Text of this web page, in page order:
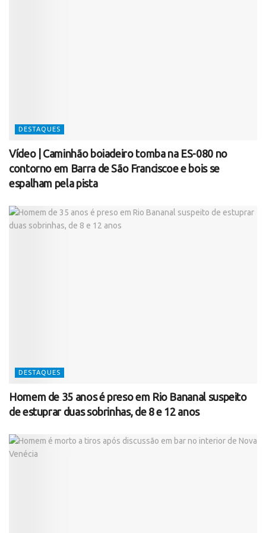
DESTAQUES
Vídeo | Caminhão boiadeiro tomba na ES-080 no
contorno em Barra de São Franciscoe e bois se
espalham pela pista
DESTAQUES
Homem de 35 anos é preso em Rio Bananal suspeito
de estuprar duas sobrinhas, de 8 e 12 anos